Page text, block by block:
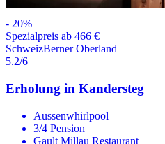
- 20%
Spezialpreis ab 466 €
SchweizBerner Oberland
5.2/6
Erholung in Kandersteg
Aussenwhirlpool
3/4 Pension
Gault Millau Restaurant